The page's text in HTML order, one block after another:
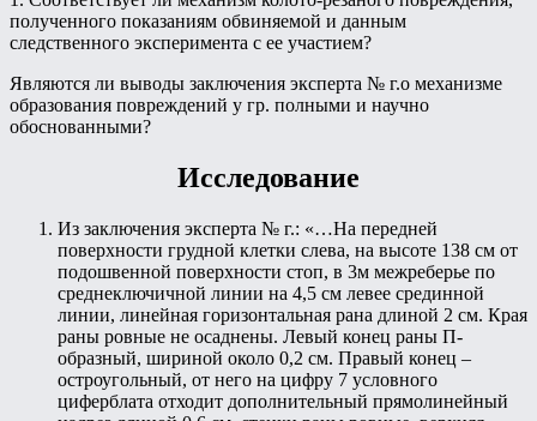
полученного показаниям обвиняемой и данным
следственного эксперимента с ее участием?
Являются ли выводы заключения эксперта № г.о механизме
образования повреждений у гр. полными и научно
обоснованными?
Исследование
Из заключения эксперта № г.: «…На передней
поверхности грудной клетки слева, на высоте 138 см от
подошвенной поверхности стоп, в 3м межреберье по
среднеключичной линии на 4,5 см левее срединной
линии, линейная горизонтальная рана длиной 2 см. Края
раны ровные не осаднены. Левый конец раны П-
образный, шириной около 0,2 см. Правый конец –
остроугольный, от него на цифру 7 условного
циферблата отходит дополнительный прямолинейный